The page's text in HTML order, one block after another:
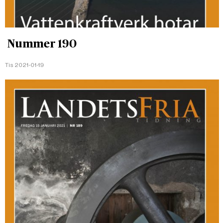
Nummer 190
Tis 2021-01-19